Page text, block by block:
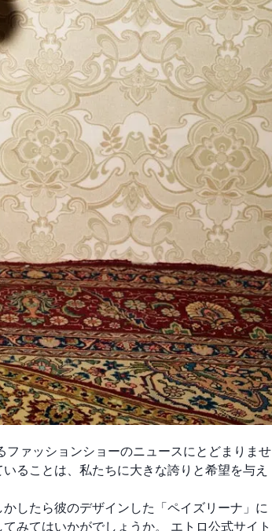
ァッションショーのニュースにとどまりませ
ることは、私たちに大きな誇りと希望を与え
したら彼のデザインした「ペイズリーナ」に
みてはいかがでしょうか。 エトロ公式サイト